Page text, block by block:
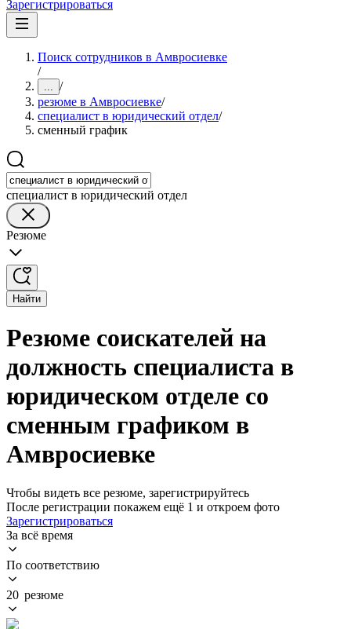
Зарегистрироваться
Поиск сотрудников в Амвросиевке
/
... /
резюме в Амвросиевке/
специалист в юридический отдел/
сменный график
специалист в юридический отдел
Резюме
Найти
Резюме соискателей на
должность специалиста в
юридическом отделе со
сменным графиком в
Амвросиевке
Чтобы видеть все резюме, зарегистрируйтесь
После регистрации покажем ещё 1 и откроем фото
Зарегистрироваться
За всё время
По соответствию
20 резюме